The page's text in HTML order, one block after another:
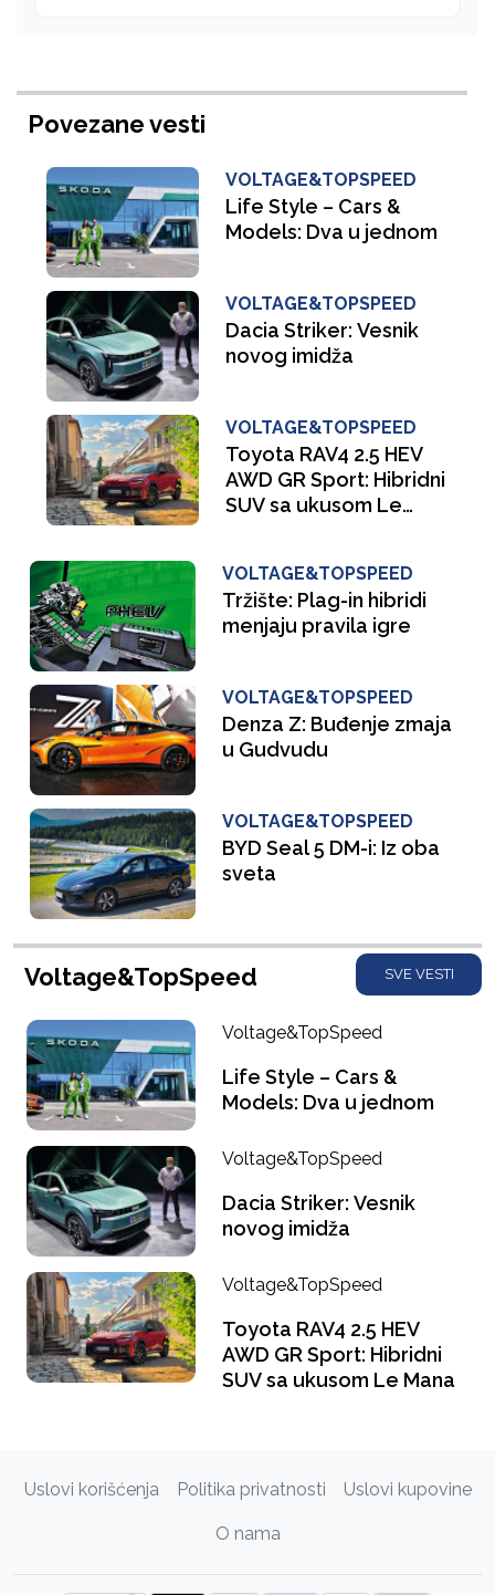
Povezane vesti
VOLTAGE&TOPSPEED
Life Style – Cars &
Models: Dva u jednom
VOLTAGE&TOPSPEED
Dacia Striker: Vesnik
novog imidža
VOLTAGE&TOPSPEED
Toyota RAV4 2.5 HEV
AWD GR Sport: Hibridni
SUV sa ukusom Le
VOLTAGE&TOPSPEED
Tržište: Plag-in hibridi
menjaju pravila igre
VOLTAGE&TOPSPEED
Denza Z: Buđenje zmaja
u Gudvudu
VOLTAGE&TOPSPEED
BYD Seal 5 DM-i: Iz oba
sveta
Voltage&TopSpeed SVE VESTI
Voltage&TopSpeed
Life Style – Cars &
Models: Dva u jednom
Voltage&TopSpeed
Dacia Striker: Vesnik
novog imidža
Voltage&TopSpeed
Toyota RAV4 2.5 HEV
AWD GR Sport: Hibridni
SUV sa ukusom Le Mana
Uslovi korišćenja Politika privatnosti Uslovi kupovine
O nama